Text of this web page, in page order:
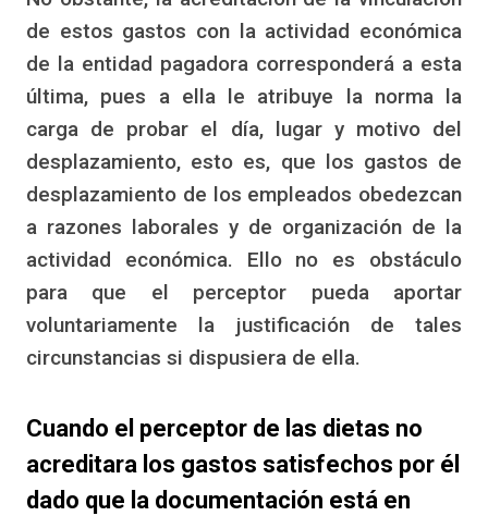
de estos gastos con la actividad económica
de la entidad pagadora corresponderá a esta
última, pues a ella le atribuye la norma la
carga de probar el día, lugar y motivo del
desplazamiento, esto es, que los gastos de
desplazamiento de los empleados obedezcan
a razones laborales y de organización de la
actividad económica. Ello no es obstáculo
para que el perceptor pueda aportar
voluntariamente la justificación de tales
circunstancias si dispusiera de ella.
Cuando el perceptor de las dietas no
acreditara los gastos satisfechos por él
dado que la documentación está en